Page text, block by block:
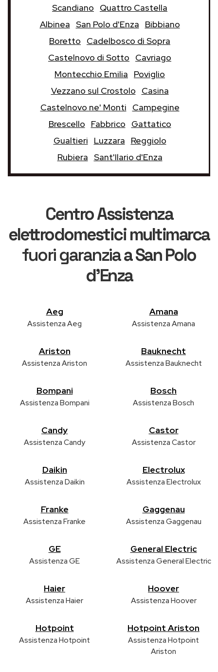
Scandiano
Quattro Castella
Albinea San Polo d'Enza
Bibbiano
Boretto
Cadelbosco di Sopra
Castelnovo di Sotto
Cavriago
Montecchio Emilia
Poviglio
Vezzano sul Crostolo
Casina
Castelnovo ne' Monti
Campegine
Brescello
Fabbrico
Gattatico
Gualtieri
Luzzara
Reggiolo
Rubiera Sant'Ilario d'Enza
Centro Assistenza
elettrodomestici multimarca
fuori garanziaa San Polo
d'Enza
Aeg
Assistenza Aeg
Amana
Assistenza Amana
Ariston
Assistenza Ariston
Bauknecht
Assistenza Bauknecht
Bompani
Assistenza Bompani
Bosch
Assistenza Bosch
Candy
Assistenza Candy
Castor
Assistenza Castor
Daikin
Assistenza Daikin
Electrolux
Assistenza Electrolux
Franke
Assistenza Franke
Gaggenau
Assistenza Gaggenau
GE
Assistenza GE
General Electric
Assistenza General Electric
Haier
Assistenza Haier
Hoover
Assistenza Hoover
Hotpoint
Assistenza Hotpoint
Hotpoint Ariston
Assistenza Hotpoint
Ariston